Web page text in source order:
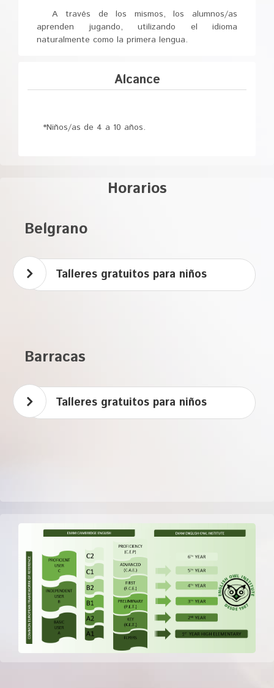
A través de los mismos, los alumnos/as
aprenden jugando, utilizando el idioma
naturalmente como la primera lengua.
Alcance
*Niños/as de 4 a 10 años.
Horarios
Belgrano
Talleres gratuitos para niños
Barracas
Talleres gratuitos para niños